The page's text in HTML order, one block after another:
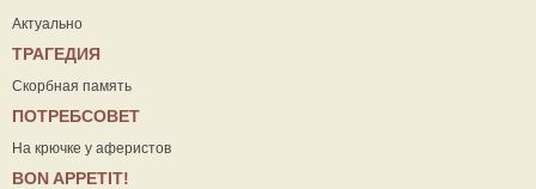
Актуально
ТРАГЕДИЯ
Скорбная память
ПОТРЕБСОВЕТ
На крючке у аферистов
ВON APPETIT!